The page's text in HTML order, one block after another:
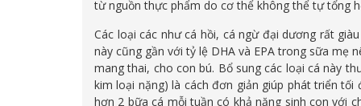
từ nguồn thực phẩm do cơ thể không thể tự tổng
Các loại các như cá hồi, cá ngừ đại dương rất
này cũng gần với tỷ lệ DHA và EPA trong sữa mẹ
mang thai, cho con bú. Bổ sung các loại cá này
kim loại nặng) là cách đơn giản giúp phát triển
hơn 2 bữa cá mỗi tuần có khả năng sinh con với